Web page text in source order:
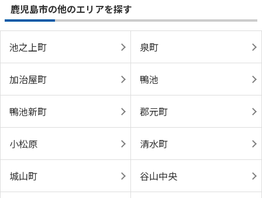
鹿児島市の他のエリアを探す
池之上町 泉町
加治屋町 鴨池
鴨池新町 郡元町
小松原 清水町
城山町 谷山中央